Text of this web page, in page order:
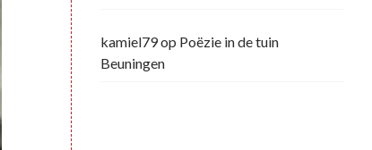
kamiel79op Poëzie in de tuin
Beuningen